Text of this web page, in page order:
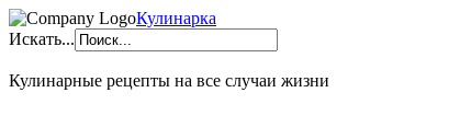
Кулинарка
Искать...
Кулинарные рецепты на все случаи жизни